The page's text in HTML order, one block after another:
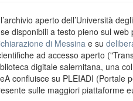
aperto dell’Università
disponibili a testo pieno sul
di Messina e su
ad accesso aperto
digitale salernitana, una
confluisce su PLEIADI (Portale
sulle maggiori piattaforme